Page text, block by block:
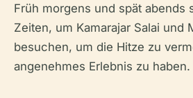
Früh morgens und spät abends
Zeiten, um Kamarajar Salai und
besuchen, um die Hitze zu
angenehmes Erlebnis zu haben.